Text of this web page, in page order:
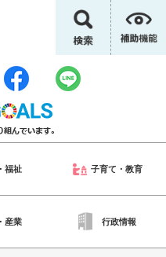
福祉 子育て・教育
産業 行政情報